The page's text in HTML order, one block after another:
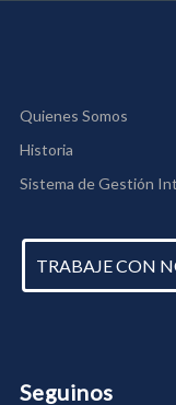
Quienes Somos
Historia
Sistema de Gestión
TRABAJE CON
Seguinos